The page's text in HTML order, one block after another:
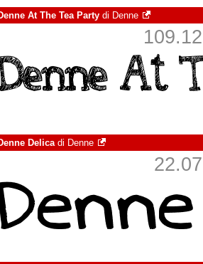
At The Tea Party di Denne
Delicadi Denne